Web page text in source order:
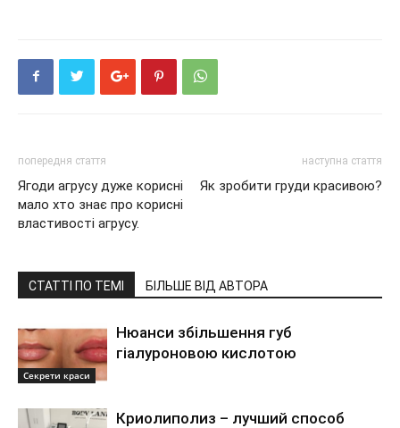
попередня стаття
Ягоди агрусу дуже корисні
мало хто знає про корисні
властивості агрусу.
наступна стаття
Як зробити груди красивою?
СТАТТІ ПО ТЕМІ БІЛЬШЕ ВІД АВТОРА
Секрети краси
Нюанси збільшення губ
гіалуроновою кислотою
Криолиполиз – лучший способ